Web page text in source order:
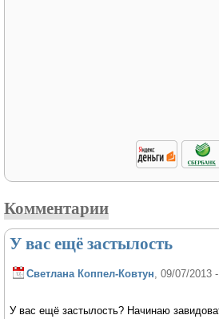
Комментарии
У вас ещё застылость
Светлана Коппел-Ковтун , 09/07/2013
У вас ещё застылость? Начинаю